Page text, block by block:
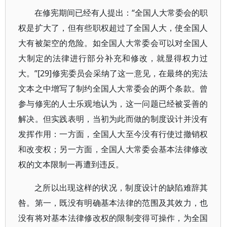
在修宪期间已经有人提出：“全国人大常委会的职
权是扩大了，但有些职权超过了全国人大，使全国人
大有被架空的危险。如全国人大常委会可以对全国人
大制定的法律进行部分补充和修改，就显得权力过
大。”[29]修宪委员会采纳了这一意见，在最终的宪法
文本之中增写了制约全国人大常委会的两个条款。曾
参与修宪的人士乐观地认为，这一问题已经被妥善的
解决。但实践表明，当初为此而做的制度设计并没有
发挥作用：一方面，全国人大至今没有行使过撤销权
和改变权；另一方面，全国人大常委会基本法律修改
权的文本限制一再遭到违反。
之所以出现这样的状况，制度设计的缺陷难辞其
咎。第一，既没有明确基本法律的范围及其效力，也
没有将对基本法律修改权的限制变得可操作，为全国